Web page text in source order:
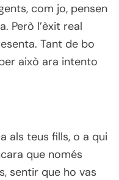
com jo, pensen
Però l’èxit real
Tant de bo
això ara intento
als teus fills, o a qui
que només
sentir que ho vas